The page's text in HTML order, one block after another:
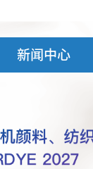
新闻中心